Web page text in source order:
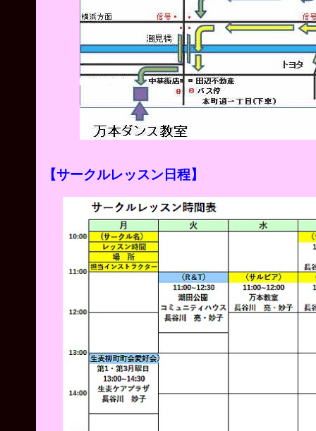
【サークルレッスン日程】